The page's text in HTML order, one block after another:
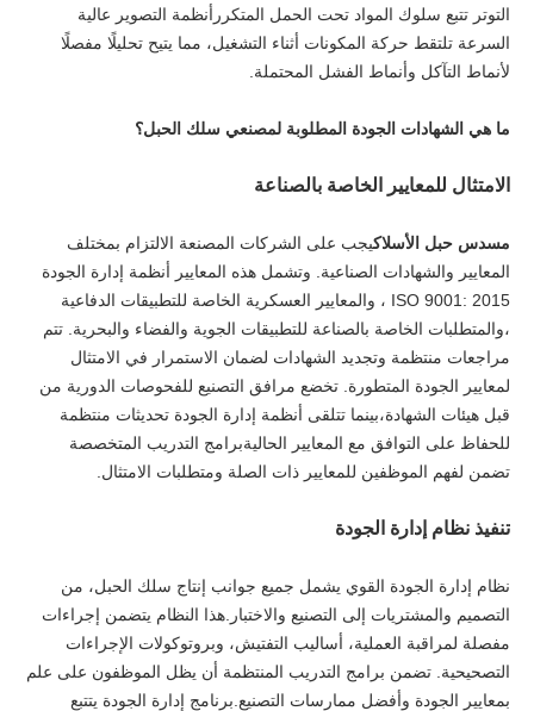
التوتر تتبع سلوك المواد تحت الحمل المتكررأنظمة التصوير عالية
السرعة تلتقط حركة المكونات أثناء التشغيل، مما يتيح تحليلًا مفصلًا
لأنماط التآكل وأنماط الفشل المحتملة.
ما هي الشهادات الجودة المطلوبة لمصنعي سلك الحبل؟
الامتثال للمعايير الخاصة بالصناعة
مسدس حبل الأسلاكيجب على الشركات المصنعة الالتزام بمختلف
المعايير والشهادات الصناعية. وتشمل هذه المعايير أنظمة إدارة الجودة
ISO 9001: 2015 ، والمعايير العسكرية الخاصة للتطبيقات الدفاعية
،والمتطلبات الخاصة بالصناعة للتطبيقات الجوية والفضاء والبحرية. تتم
مراجعات منتظمة وتجديد الشهادات لضمان الاستمرار في الامتثال
لمعايير الجودة المتطورة. تخضع مرافق التصنيع للفحوصات الدورية من
قبل هيئات الشهادة،بينما تتلقى أنظمة إدارة الجودة تحديثات منتظمة
للحفاظ على التوافق مع المعايير الحاليةبرامج التدريب المتخصصة
تضمن لفهم الموظفين للمعايير ذات الصلة ومتطلبات الامتثال.
تنفيذ نظام إدارة الجودة
نظام إدارة الجودة القوي يشمل جميع جوانب إنتاج سلك الحبل، من
التصميم والمشتريات إلى التصنيع والاختبار.هذا النظام يتضمن إجراءات
مفصلة لمراقبة العملية، أساليب التفتيش، وبروتوكولات الإجراءات
التصحيحية. تضمن برامج التدريب المنتظمة أن يظل الموظفون على علم
بمعايير الجودة وأفضل ممارسات التصنيع.برنامج إدارة الجودة يتتبع